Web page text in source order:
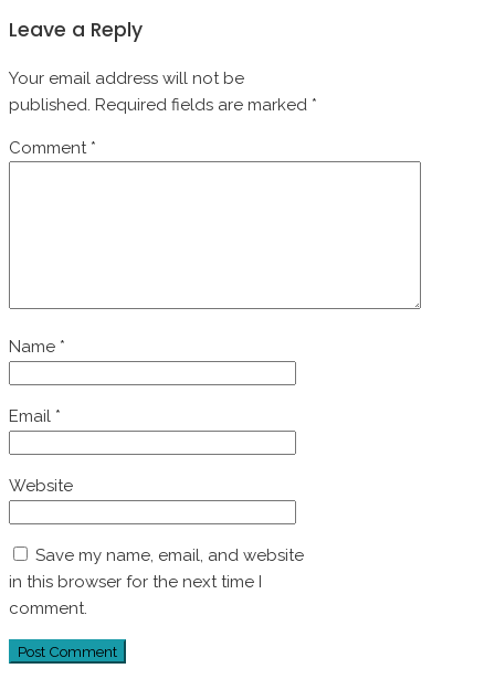
Leave a Reply
Your email address will not be
published. Required fields are marked *
Comment *
Name *
Email *
Website
Save my name, email, and website
in this browser for the next time I
comment.